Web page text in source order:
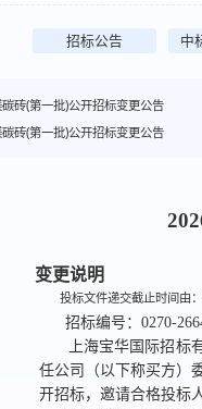
招标公告 中
砖(第一批)公开招标变更公告
砖(第一批)公开招标变更公告
变更说明
投标文件递交截止时间由
招标编号： 0270-
上海宝华国际招标
任公司
（以下称买方）
开招标， 邀请合格投标